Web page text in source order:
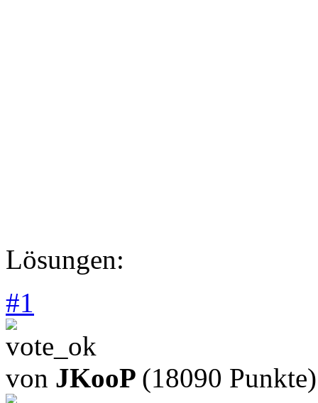
Lösungen:
#1
von JKooP (18090 Punkte)